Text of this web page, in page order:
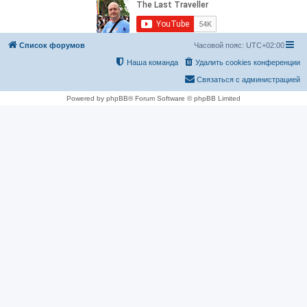
Список форумов Часовой пояс: UTC+02:00
Удалить cookies конференции
Наша команда
Связаться с администрацией
Powered by phpBB® Forum Software © phpBB Limited